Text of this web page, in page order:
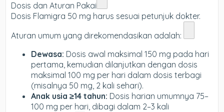
Dosis dan Aturan Pakai
Dosis Flamigra 50 mg harus sesuai petunjuk dokter.
Aturan umum yang direkomendasikan adalah:
Dewasa: Dosis awal maksimal 150 mg pada hari
pertama, kemudian dilanjutkan dengan dosis
maksimal 100 mg per hari dalam dosis terbagi
(misalnya 50 mg, 2 kali sehari).
Anak usia ≥14 tahun: Dosis harian umumnya 75–
100 mg per hari, dibagi dalam 2–3 kali